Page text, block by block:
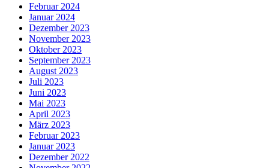
Februar 2024
Januar 2024
Dezember 2023
November 2023
Oktober 2023
September 2023
August 2023
Juli 2023
Juni 2023
Mai 2023
April 2023
März 2023
Februar 2023
Januar 2023
Dezember 2022